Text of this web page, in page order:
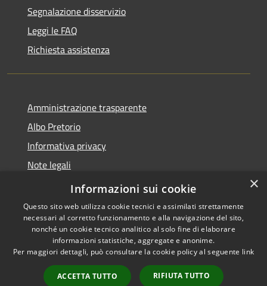
Segnalazione disservizio
Leggi le FAQ
Richiesta assistenza
Amministrazione trasparente
Albo Pretorio
Informativa privacy
Note legali
Dichiarazione di accessibilità
Accessibilità
Copyright © 2026 • Comune di
Campo di Giove • Powered by
Municipium•
Accesso
×
Informazioni sui cookie
Questo sito web utilizza cookie tecnici e assimilati strettamente
necessari al corretto funzionamento e alla navigazione del sito,
nonché un cookie tecnico analitico al solo fine di elaborare
informazioni statistiche, aggregate e anonime.
Per maggiori dettagli, può consultare la cookie policy al seguente link
ACCETTA TUTTO RIFIUTA TUTTO